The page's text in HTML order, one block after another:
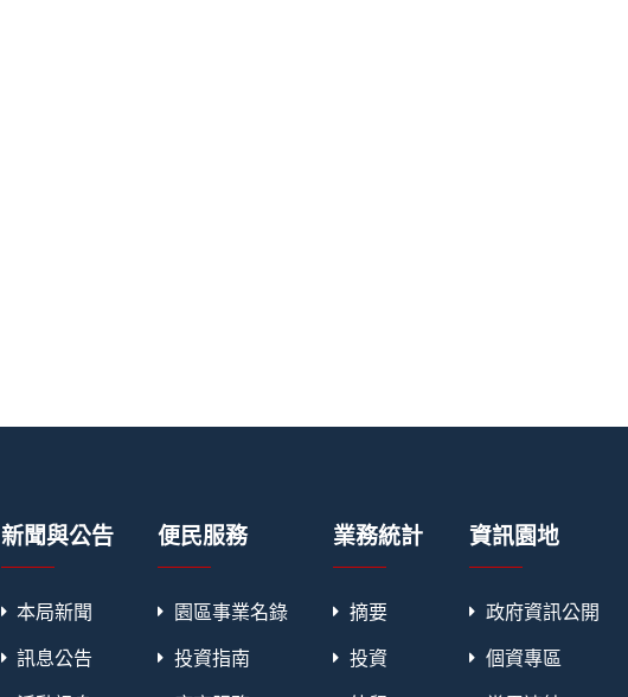
新聞與公告
本局新聞
訊息公告
便民服務
園區事業名錄
投資指南
業務統計
摘要
投資
資訊園地
政府資訊公開
個資專區